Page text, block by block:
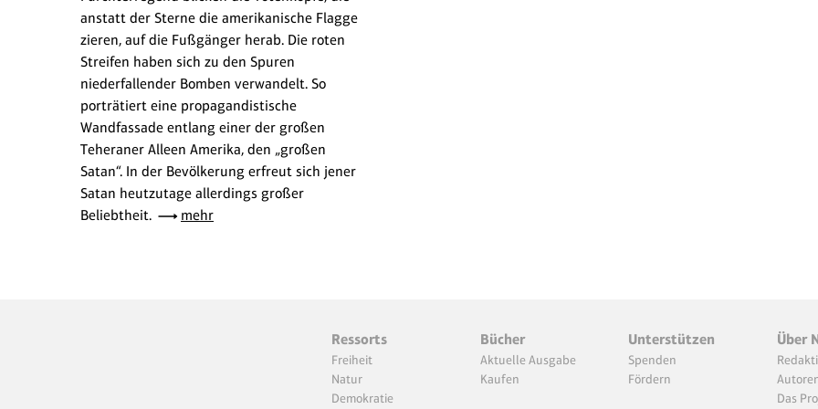
anstatt der Sterne die amerikanische Flagge
zieren, auf die Fußgänger herab. Die roten
Streifen haben sich zu den Spuren
niederfallender Bomben verwandelt. So
porträtiert eine propagandistische
Wandfassade entlang einer der großen
Teheraner Alleen Amerika, den „großen
Satan“. In der Bevölkerung erfreut sich jener
Satan heutzutage allerdings großer
Beliebtheit.
mehr
Ressorts
Freiheit
Natur
Demokratie
Bücher
Aktuelle Ausgabe
Kaufen
Unterstützen
Spenden
Fördern
Über
Das